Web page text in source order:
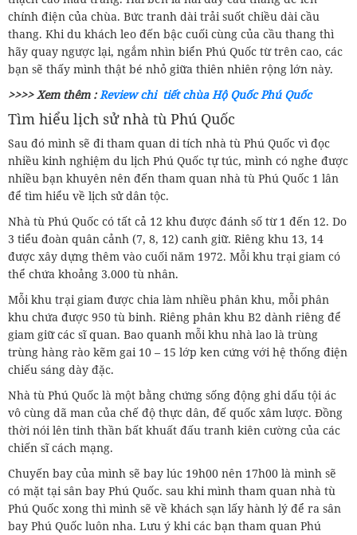
chính điện của chùa. Bức tranh dài trải suốt chiều dài cầu
thang. Khi du khách leo đến bậc cuối cùng của cầu thang thì
hãy quay ngược lại, ngắm nhìn biển Phú Quốc từ trên cao, các
bạn sẽ thấy mình thật bé nhỏ giữa thiên nhiên rộng lớn này.
>>>> Xem thêm :Review chi tiết chùa Hộ Quốc Phú Quốc
Tìm hiểu lịch sử nhà tù Phú Quốc
Sau đó mình sẽ đi tham quan di tích nhà tù Phú Quốc vì đọc
nhiều kinh nghiệm du lịch Phú Quốc tự túc, mình có nghe được
nhiều bạn khuyên nên đến tham quan nhà tù Phú Quốc 1 lân
để tìm hiểu về lịch sử dân tộc.
Nhà tù Phú Quốc có tất cả 12 khu được đánh số từ 1 đến 12. Do
3 tiểu đoàn quân cảnh (7, 8, 12) canh giữ. Riêng khu 13, 14
được xây dựng thêm vào cuối năm 1972. Mỗi khu trại giam có
thể chứa khoảng 3.000 tù nhân.
Mỗi khu trại giam được chia làm nhiều phân khu, mỗi phân
khu chứa được 950 tù binh. Riêng phân khu B2 dành riêng để
giam giữ các sĩ quan. Bao quanh mỗi khu nhà lao là trùng
trùng hàng rào kẽm gai 10 – 15 lớp ken cứng với hệ thống điện
chiếu sáng dày đặc.
Nhà tù Phú Quốc là một bằng chứng sống động ghi dấu tội ác
vô cùng dã man của chế độ thực dân, đế quốc xâm lược. Đồng
thời nói lên tinh thần bất khuất đấu tranh kiên cường của các
chiến sĩ cách mạng.
Chuyến bay của mình sẽ bay lúc 19h00 nên 17h00 là mình sẽ
có mặt tại sân bay Phú Quốc. sau khi mình tham quan nhà tù
Phú Quốc xong thì mình sẽ về khách sạn lấy hành lý để ra sân
bay Phú Quốc luôn nha. Lưu ý khi các bạn tham quan Phú